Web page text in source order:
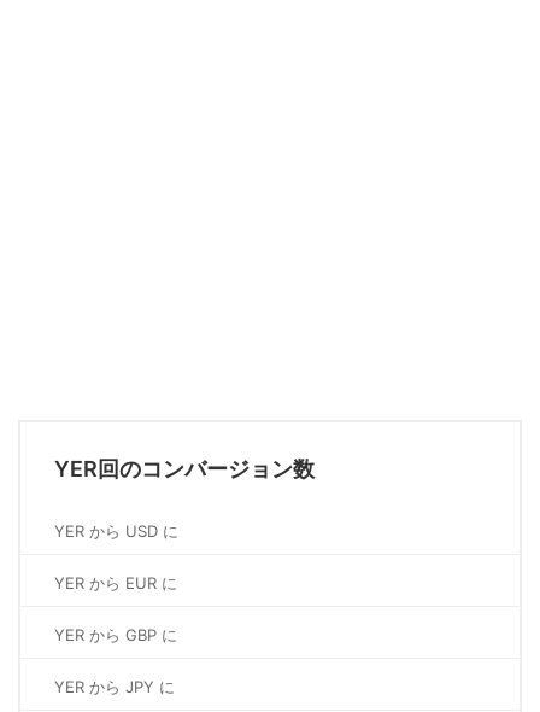
YER回のコンバージョン数
YER から USD に
YER から EUR に
YER から GBP に
YER から JPY に